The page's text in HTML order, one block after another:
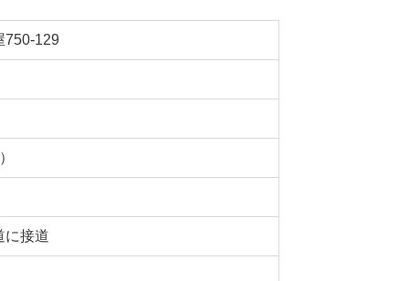
750-129
に接道